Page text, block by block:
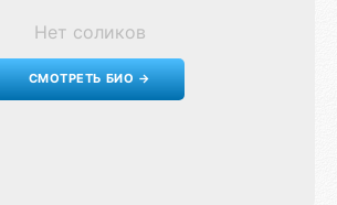
Нет соликов
СМОТРЕТЬ БИО →